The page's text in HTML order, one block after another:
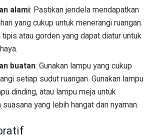
alami: Pastikan jendela mendapatkan
yang cukup untuk menerangi ruangan.
tipis atau gorden yang dapat diatur untuk
buatan: Gunakan lampu yang cukup
setiap sudut ruangan. Gunakan lampu
dinding, atau lampu meja untuk
yang lebih hangat dan nyaman.